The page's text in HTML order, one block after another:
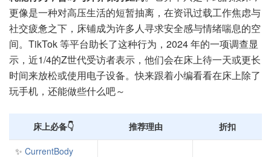
更像是一种对高压生活的短暂抽离，在资讯过载工作焦虑与
社交疲惫之下，床铺成为许多人寻求安全感与情绪喘息的空
间。TikTok 等平台助长了这种行为，2024 年的一项调查显
示，近1/4的Z世代受访者表示，他们会在床上待一天或更长
时间来放松或使用电子设备。快来跟着小编看看在床上除了
玩手机，还能做些什么吧～
床上必备👇 推荐理由 折扣
✨ CurrentBody